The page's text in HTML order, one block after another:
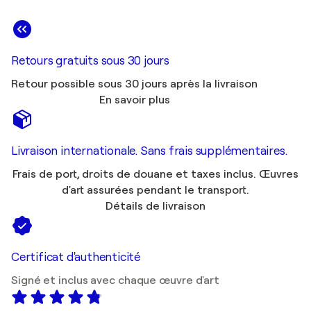
Retours gratuits sous 30 jours
Retour possible sous 30 jours après la livraison
En savoir plus
Livraison internationale. Sans frais supplémentaires.
Frais de port, droits de douane et taxes inclus. Œuvres
d'art assurées pendant le transport.
Détails de livraison
Certificat d'authenticité
Signé et inclus avec chaque œuvre d'art